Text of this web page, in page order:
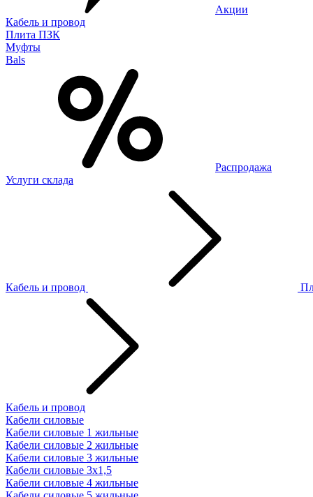
Акции
Кабель и провод
Плита ПЗК
Муфты
Bals
Распродажа
Услуги склада
Кабель и провод
Кабель и провод
Кабели силовые
Кабели силовые 1 жильные
Кабели силовые 2 жильные
Кабели силовые 3 жильные
Кабели силовые 3х1,5
Кабели силовые 4 жильные